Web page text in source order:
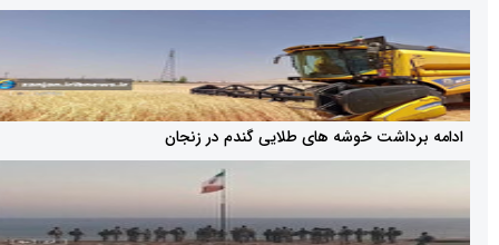
خوشه های طلایی گندم در زنجان